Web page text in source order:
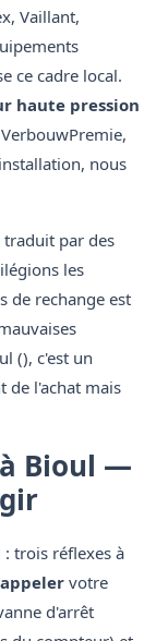
Vaillant,
ce cadre local.
haute pression
nous
traduit par des
les
de rechange est
(), c'est un
de l'achat mais
Bioul —
: trois réflexes à
votre
d'arrêt